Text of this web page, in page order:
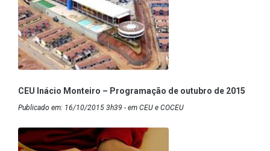
CEU Inácio Monteiro – Programação de outubro de 2015
Publicado em: 16/10/2015 3h39 - em CEU e COCEU